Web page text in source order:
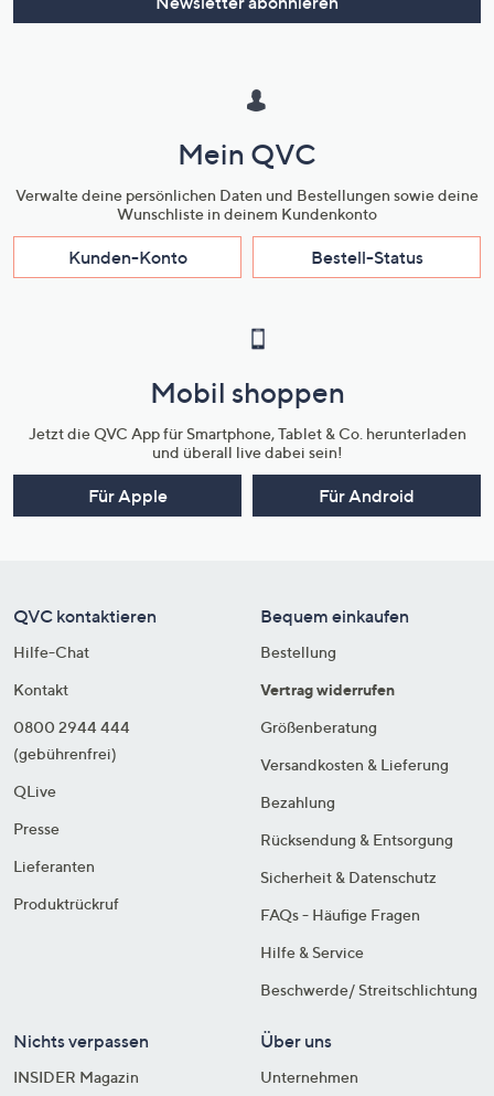
Mein QVC
Verwalte deine persönlichen Daten und Bestellungen sowie deine
Wunschliste in deinem Kundenkonto
Kunden-Konto Bestell-Status
Mobil shoppen
Jetzt die QVC App für Smartphone, Tablet & Co. herunterladen
und überall live dabei sein!
Für Apple Für Android
QVC kontaktieren
Hilfe-Chat
Kontakt
0800 2944 444
(gebührenfrei)
QLive
Presse
Lieferanten
Produktrückruf
Bequem einkaufen
Bestellung
Vertrag widerrufen
Größenberatung
Versandkosten & Lieferung
Bezahlung
Rücksendung & Entsorgung
Sicherheit & Datenschutz
FAQs - Häufige Fragen
Hilfe & Service
Beschwerde/ Streitschlichtung
Nichts verpassen
INSIDER Magazin
Über uns
Unternehmen